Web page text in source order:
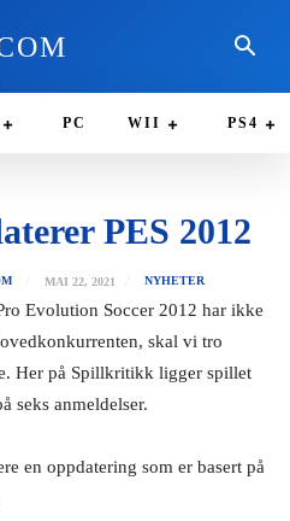
PC WII PS4
PES 2012
MAI 22, 2021 NYHETER
Evolution Soccer 2012 har ikke
skal vi tro
Her på Spillkritikk ligger spillet
seks anmeldelser.
en oppdatering som er basert på